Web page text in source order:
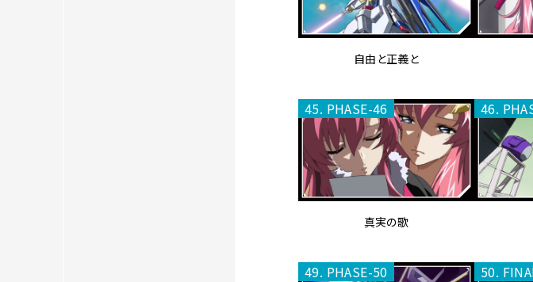
自由と正義と
45. PHASE-46
真実の歌
46.
49. PHASE-50 50.